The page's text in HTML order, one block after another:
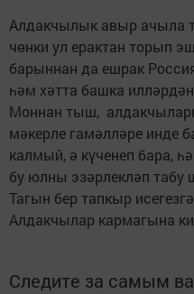
Алдакчылык авыр ачыла
чөнки ул ерактан торып
барыннан да ешрак
һәм хәтта башка
Моннан тыш,
мәкерле гамәлләре инде
калмый, ә күченеп бара,
бу юлны эзәрлекләп табу
Тагын бер тапкыр
Алдакчылар кармагына
Следите за самым